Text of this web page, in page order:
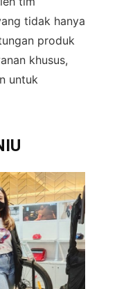
tidak hanya
produk
khusus,
untuk